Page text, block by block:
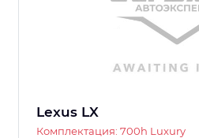
Lexus LX
Комплектация: 700h Luxury